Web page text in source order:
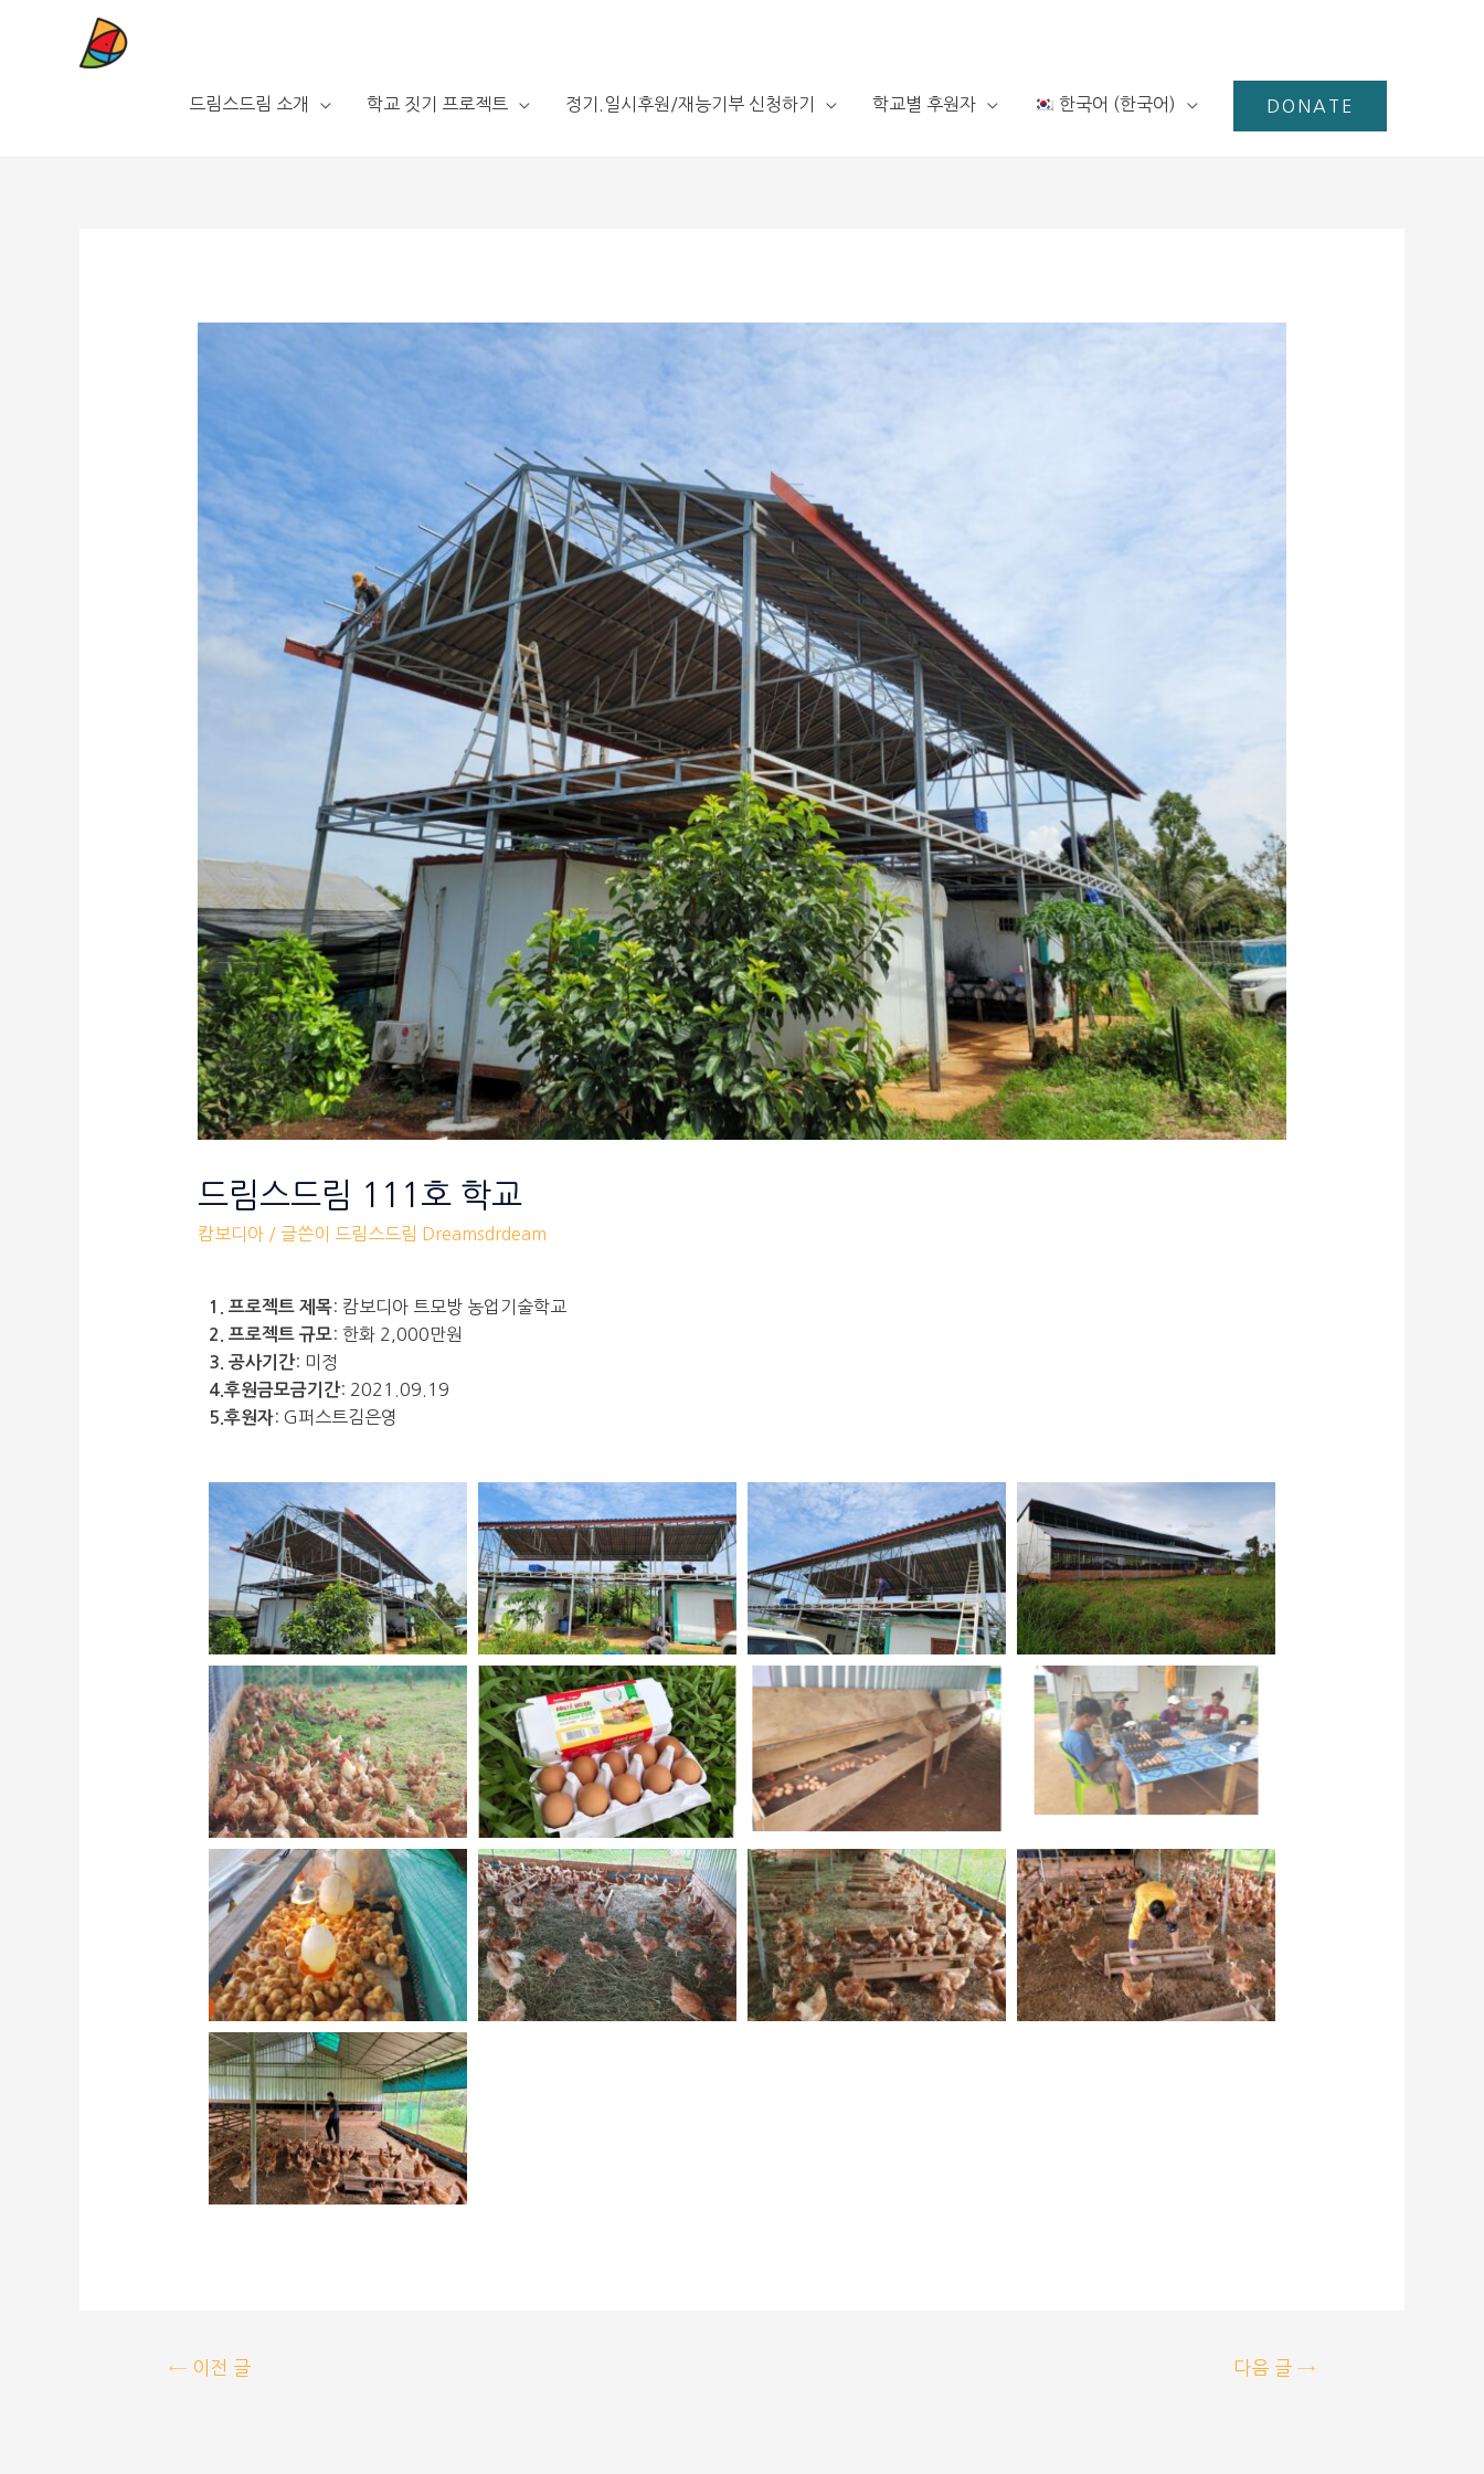
드림스드림 소개 학교 짓기 프로젝트 정기.일시후원/재능기부 신청하기 학교별 후원자 한국어 (한국어 ) DONATE
드림스드림 111호 학교
캄보디아/ 글쓴이 드림스드림 Dreamsdrdeam
1. 프로젝트 제목: 캄보디아 트모방 농업기술학교
2. 프로젝트 규모: 한화 2,000만원
3. 공사기간: 미정
4.후원금모금기간: 2021.09.19
5.후원자: G퍼스트김은영
←이전 글 다음 글→